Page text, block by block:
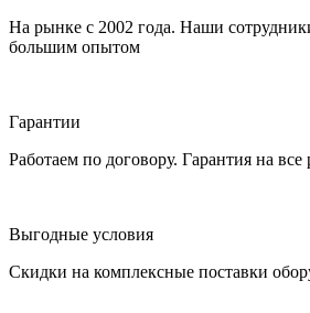
На рынке с 2002 года. Наши
большим опытом
Гарантии
Работаем по договору. Гарантия на все
Выгодные условия
Скидки на комплексные поставки